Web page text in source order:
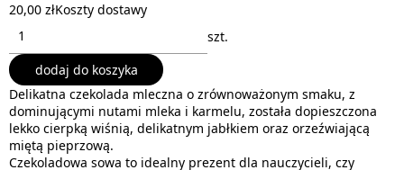
20,00 złKoszty dostawy
szt.
dodaj do koszyka
Delikatna czekolada mleczna o zrównoważonym smaku, z
dominującymi nutami mleka i karmelu, została dopieszczona
lekko cierpką wiśnią, delikatnym jabłkiem oraz orzeźwiającą
miętą pieprzową.
Czekoladowa sowa to idealny prezent dla nauczycieli, czy